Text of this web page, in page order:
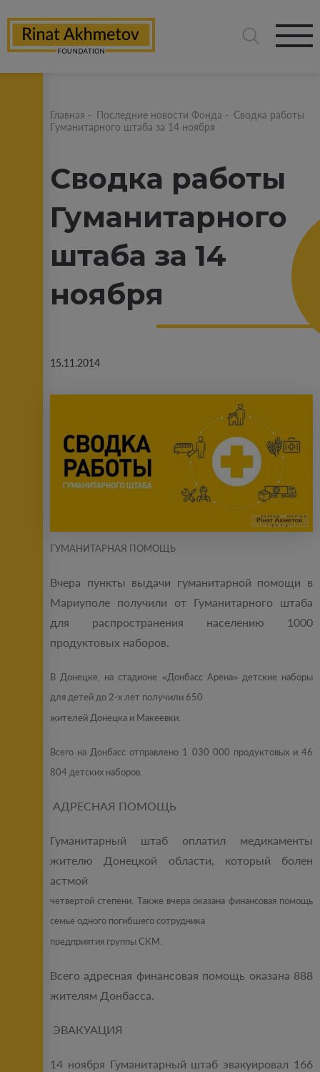
Главная - Последние новости Фонда - Сводка работы
Гуманитарного штаба за 14 ноября
Сводка работы
Гуманитарного
штаба за 14
ноября
15.11.2014
ГУМАНИТАРНАЯ ПОМОЩЬ
Вчера пункты выдачи гуманитарной помощи в
Мариуполе получили от Гуманитарного штаба
для распространения населению 1000
продуктовых наборов.
В Донецке, на стадионе «Донбасс Арена» детские наборы
для детей до 2-х лет получили 650
жителей Донецка и Макеевки.
Всего на Донбасс отправлено 1 030 000 продуктовых и 46
804 детских наборов.
АДРЕСНАЯ ПОМОЩЬ
Гуманитарный штаб оплатил медикаменты
жителю Донецкой области, который болен
астмой
четвертой степени. Также вчера оказана финансовая помощь
семье одного погибшего сотрудника
предприятия группы СКМ.
Всего адресная финансовая помощь оказана 888
жителям Донбасса.
ЭВАКУАЦИЯ
14 ноября Гуманитарный штаб эвакуировал 166